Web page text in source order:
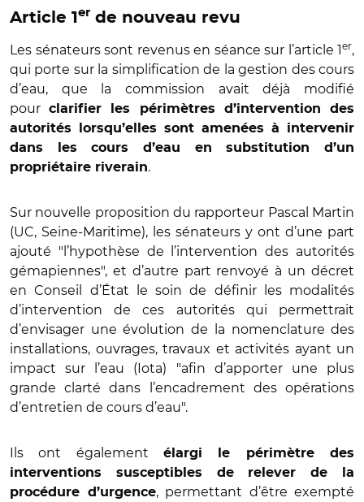
Article 1 er de nouveau revu
Les sénateurs sont revenus en séance sur l’article 1er,
qui porte sur la simplification de la gestion des cours
d’eau, que la commission avait déjà modifié
pourclarifier les périmètres d’intervention des
autorités lorsqu’elles sont amenées à intervenir
dans les cours d’eau en substitution d’un
propriétaire riverain.
Sur nouvelle proposition du rapporteur Pascal Martin
(UC, Seine-Maritime), les sénateurs y ont d’une part
ajouté "l’hypothèse de l’intervention des autorités
gémapiennes", et d’autre part renvoyé à un décret
en Conseil d’État le soin de définir les modalités
d’intervention de ces autorités qui permettrait
d’envisager une évolution de
la nomenclature des
installations, ouvrages, travaux et activités ayant un
impact sur l’eau (Iota) "afin d’apporter une plus
grande clarté dans l’encadrement des opérations
d’entretien de cours d’eau".
Ils ont également élargi le périmètre des
interventions susceptibles de relever de la
procédure d’urgence, permettant d’être exempté